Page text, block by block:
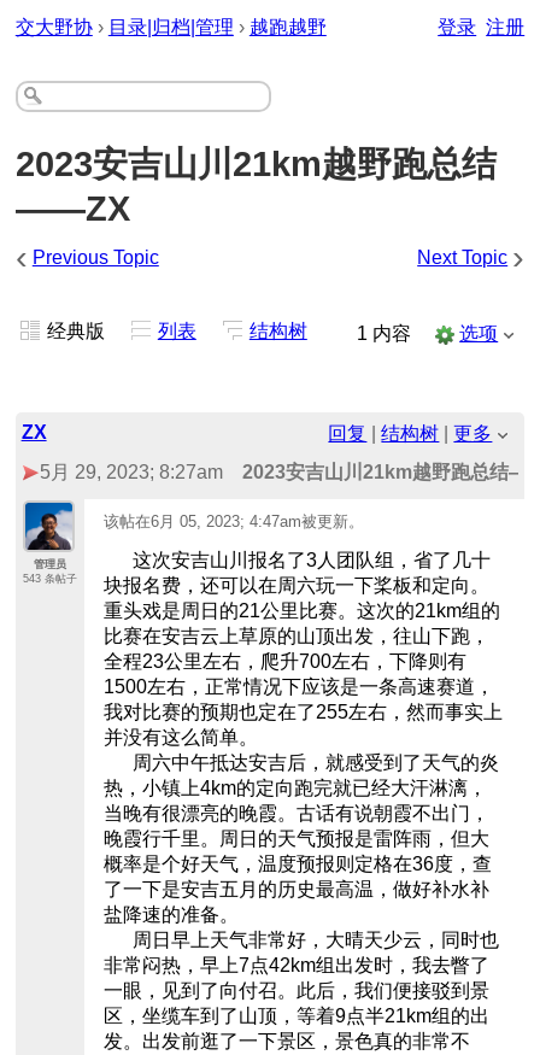
交大野协 › 目录|归档|管理 › 越跑越野 登录 注册
2023安吉山川21km越野跑总结
——ZX
‹ Previous Topic Next Topic ›
经典版 列表 结构树 1 内容 选项
ZX 回复 |结构树 |更多
5月 29, 2023; 8:27am
2023安吉山川21km越野跑总结
管理员
543 条帖子
该帖在6月 05, 2023; 4:47am被更新。
这次安吉山川报名了3人团队组，省了几十
块报名费，还可以在周六玩一下桨板和定向。
重头戏是周日的21公里比赛。这次的21km组的
比赛在安吉云上草原的山顶出发，往山下跑，
全程23公里左右，爬升700左右，下降则有
1500左右，正常情况下应该是一条高速赛道，
我对比赛的预期也定在了255左右，然而事实上
并没有这么简单。
周六中午抵达安吉后，就感受到了天气的炎
热，小镇上4km的定向跑完就已经大汗淋漓，
当晚有很漂亮的晚霞。古话有说朝霞不出门，
晚霞行千里。周日的天气预报是雷阵雨，但大
概率是个好天气，温度预报则定格在36度，查
了一下是安吉五月的历史最高温，做好补水补
盐降速的准备。
周日早上天气非常好，大晴天少云，同时也
非常闷热，早上7点42km组出发时，我去瞥了
一眼，见到了向付召。此后，我们便接驳到景
区，坐缆车到了山顶，等着9点半21km组的出
发。出发前逛了一下景区，景色真的非常不